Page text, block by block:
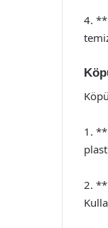
4.
1.
2.